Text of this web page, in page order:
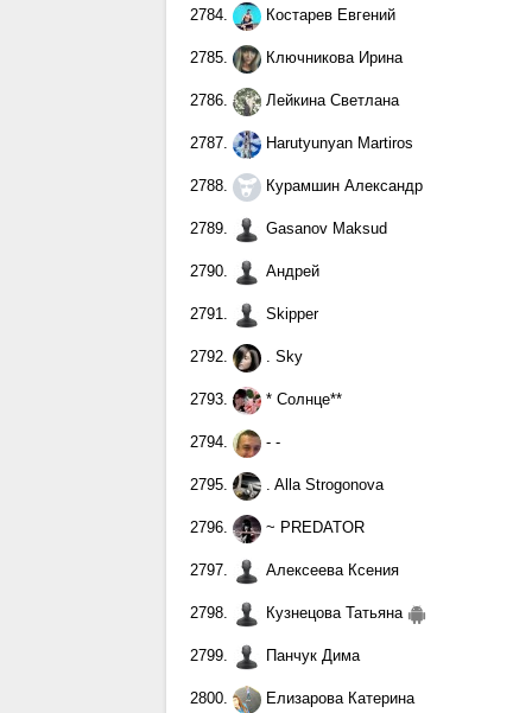
2784. Костарев Евгений
2785. Ключникова Ирина
2786. Лейкина Светлана
2787. Harutyunyan Martiros
2788. Курамшин Александр
2789. Gasanov Maksud
2790. Андрей
2791. Skipper
2792. . Sky
2793. * Солнце**
2794. - -
2795. . Alla Strogonova
2796. ~ PREDATOR
2797. Алексеева Ксения
2798. Кузнецова Татьяна
2799. Панчук Дима
2800. Елизарова Катерина